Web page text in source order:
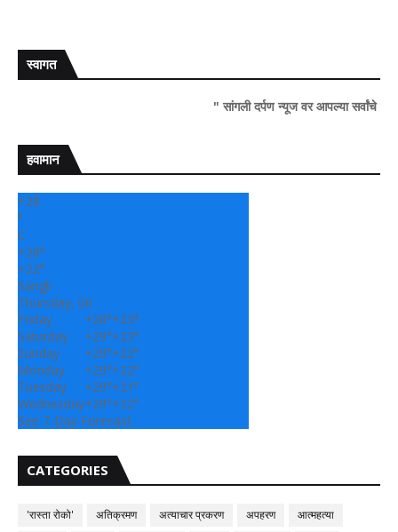
स्वागत
" सांगली दर्पण न्यूज वर आपल्या सर्वांचे सहर्ष
हवामान
+28
°
C
+28°
+22°
Sangli
Thursday, 06
Friday
+28°+23°
Saturday
+29°+23°
Sunday
+29°+22°
Monday
+29°+22°
Tuesday
+29°+21°
Wednesday+29°+22°
See 7-Day Forecast
CATEGORIES
'रास्ता रोको' अतिक्रमण अत्याचार प्रकरण अपहरण
आत्महत्या